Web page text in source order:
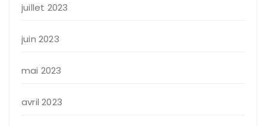
juillet 2023
juin 2023
mai 2023
avril 2023